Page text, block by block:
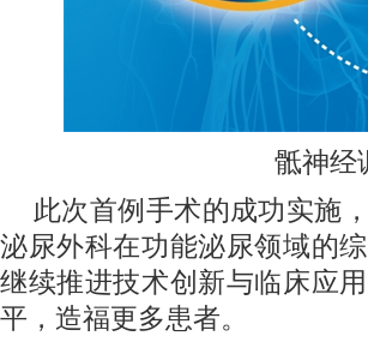
骶神经
此次首例手术的成功实施
泌尿外科在功能泌尿领域的
继续推进技术创新与临床应
平，造福更多患者。